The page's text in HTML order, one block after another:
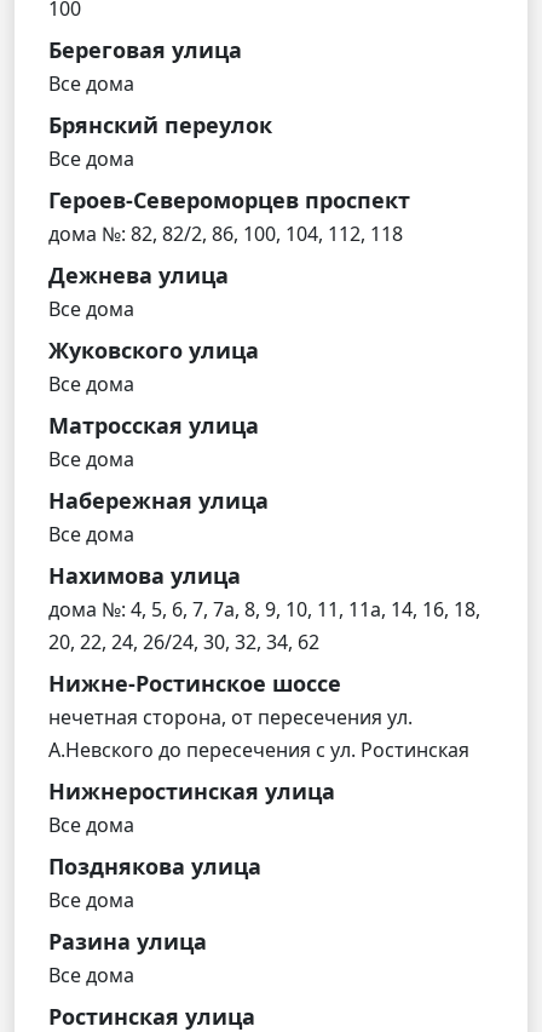
100
Береговая улица
Все дома
Брянский переулок
Все дома
Героев-Североморцев проспект
дома №: 82, 82/2, 86, 100, 104, 112, 118
Дежнева улица
Все дома
Жуковского улица
Все дома
Матросская улица
Все дома
Набережная улица
Все дома
Нахимова улица
дома №: 4, 5, 6, 7, 7а, 8, 9, 10, 11, 11а, 14, 16, 18,
20, 22, 24, 26/24, 30, 32, 34, 62
Нижне-Ростинское шоссе
нечетная сторона, от пересечения ул.
А.Невского до пересечения с ул. Ростинская
Нижнеростинская улица
Все дома
Позднякова улица
Все дома
Разина улица
Все дома
Ростинская улица